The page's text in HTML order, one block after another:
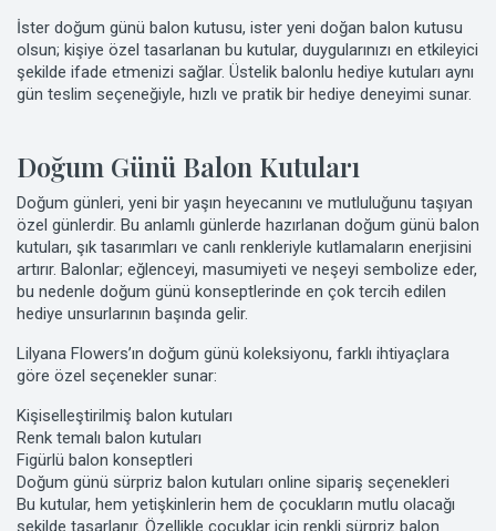
İster doğum günü balon kutusu, ister yeni doğan balon kutusu
olsun; kişiye özel tasarlanan bu kutular, duygularınızı en etkileyici
şekilde ifade etmenizi sağlar. Üstelik balonlu hediye kutuları aynı
gün teslim seçeneğiyle, hızlı ve pratik bir hediye deneyimi sunar.
Doğum Günü Balon Kutuları
Doğum günleri, yeni bir yaşın heyecanını ve mutluluğunu taşıyan
özel günlerdir. Bu anlamlı günlerde hazırlanan doğum günü balon
kutuları, şık tasarımları ve canlı renkleriyle kutlamaların enerjisini
artırır. Balonlar; eğlenceyi, masumiyeti ve neşeyi sembolize eder,
bu nedenle doğum günü konseptlerinde en çok tercih edilen
hediye unsurlarının başında gelir.
Lilyana Flowers’ın doğum günü koleksiyonu, farklı ihtiyaçlara
göre özel seçenekler sunar:
Kişiselleştirilmiş balon kutuları
Renk temalı balon kutuları
Figürlü balon konseptleri
Doğum günü sürpriz balon kutuları online sipariş seçenekleri
Bu kutular, hem yetişkinlerin hem de çocukların mutlu olacağı
şekilde tasarlanır. Özellikle çocuklar için renkli sürpriz balon